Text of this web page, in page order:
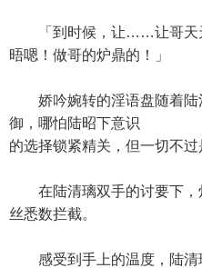
「到时候，让……让哥天
晤嗯！做哥的炉鼎的！」
娇吟婉转的淫语盘随着陆
御，哪怕陆昭下意识
的选择锁紧精关，但一切不过
在陆清璃双手的讨要下，
丝悉数拦截。
感受到手上的温度，陆清